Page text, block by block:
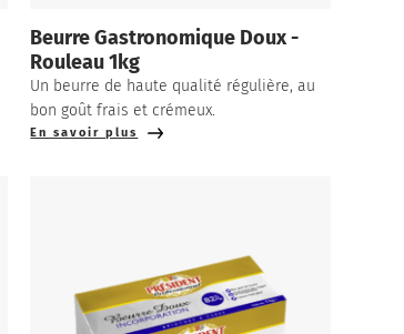
Beurre Gastronomique Doux -
Rouleau 1kg
Un beurre de haute qualité régulière, au
bon goût frais et crémeux.
En savoir plus